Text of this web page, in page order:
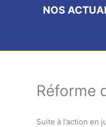
NOS
Réforme
Suite à l’action en